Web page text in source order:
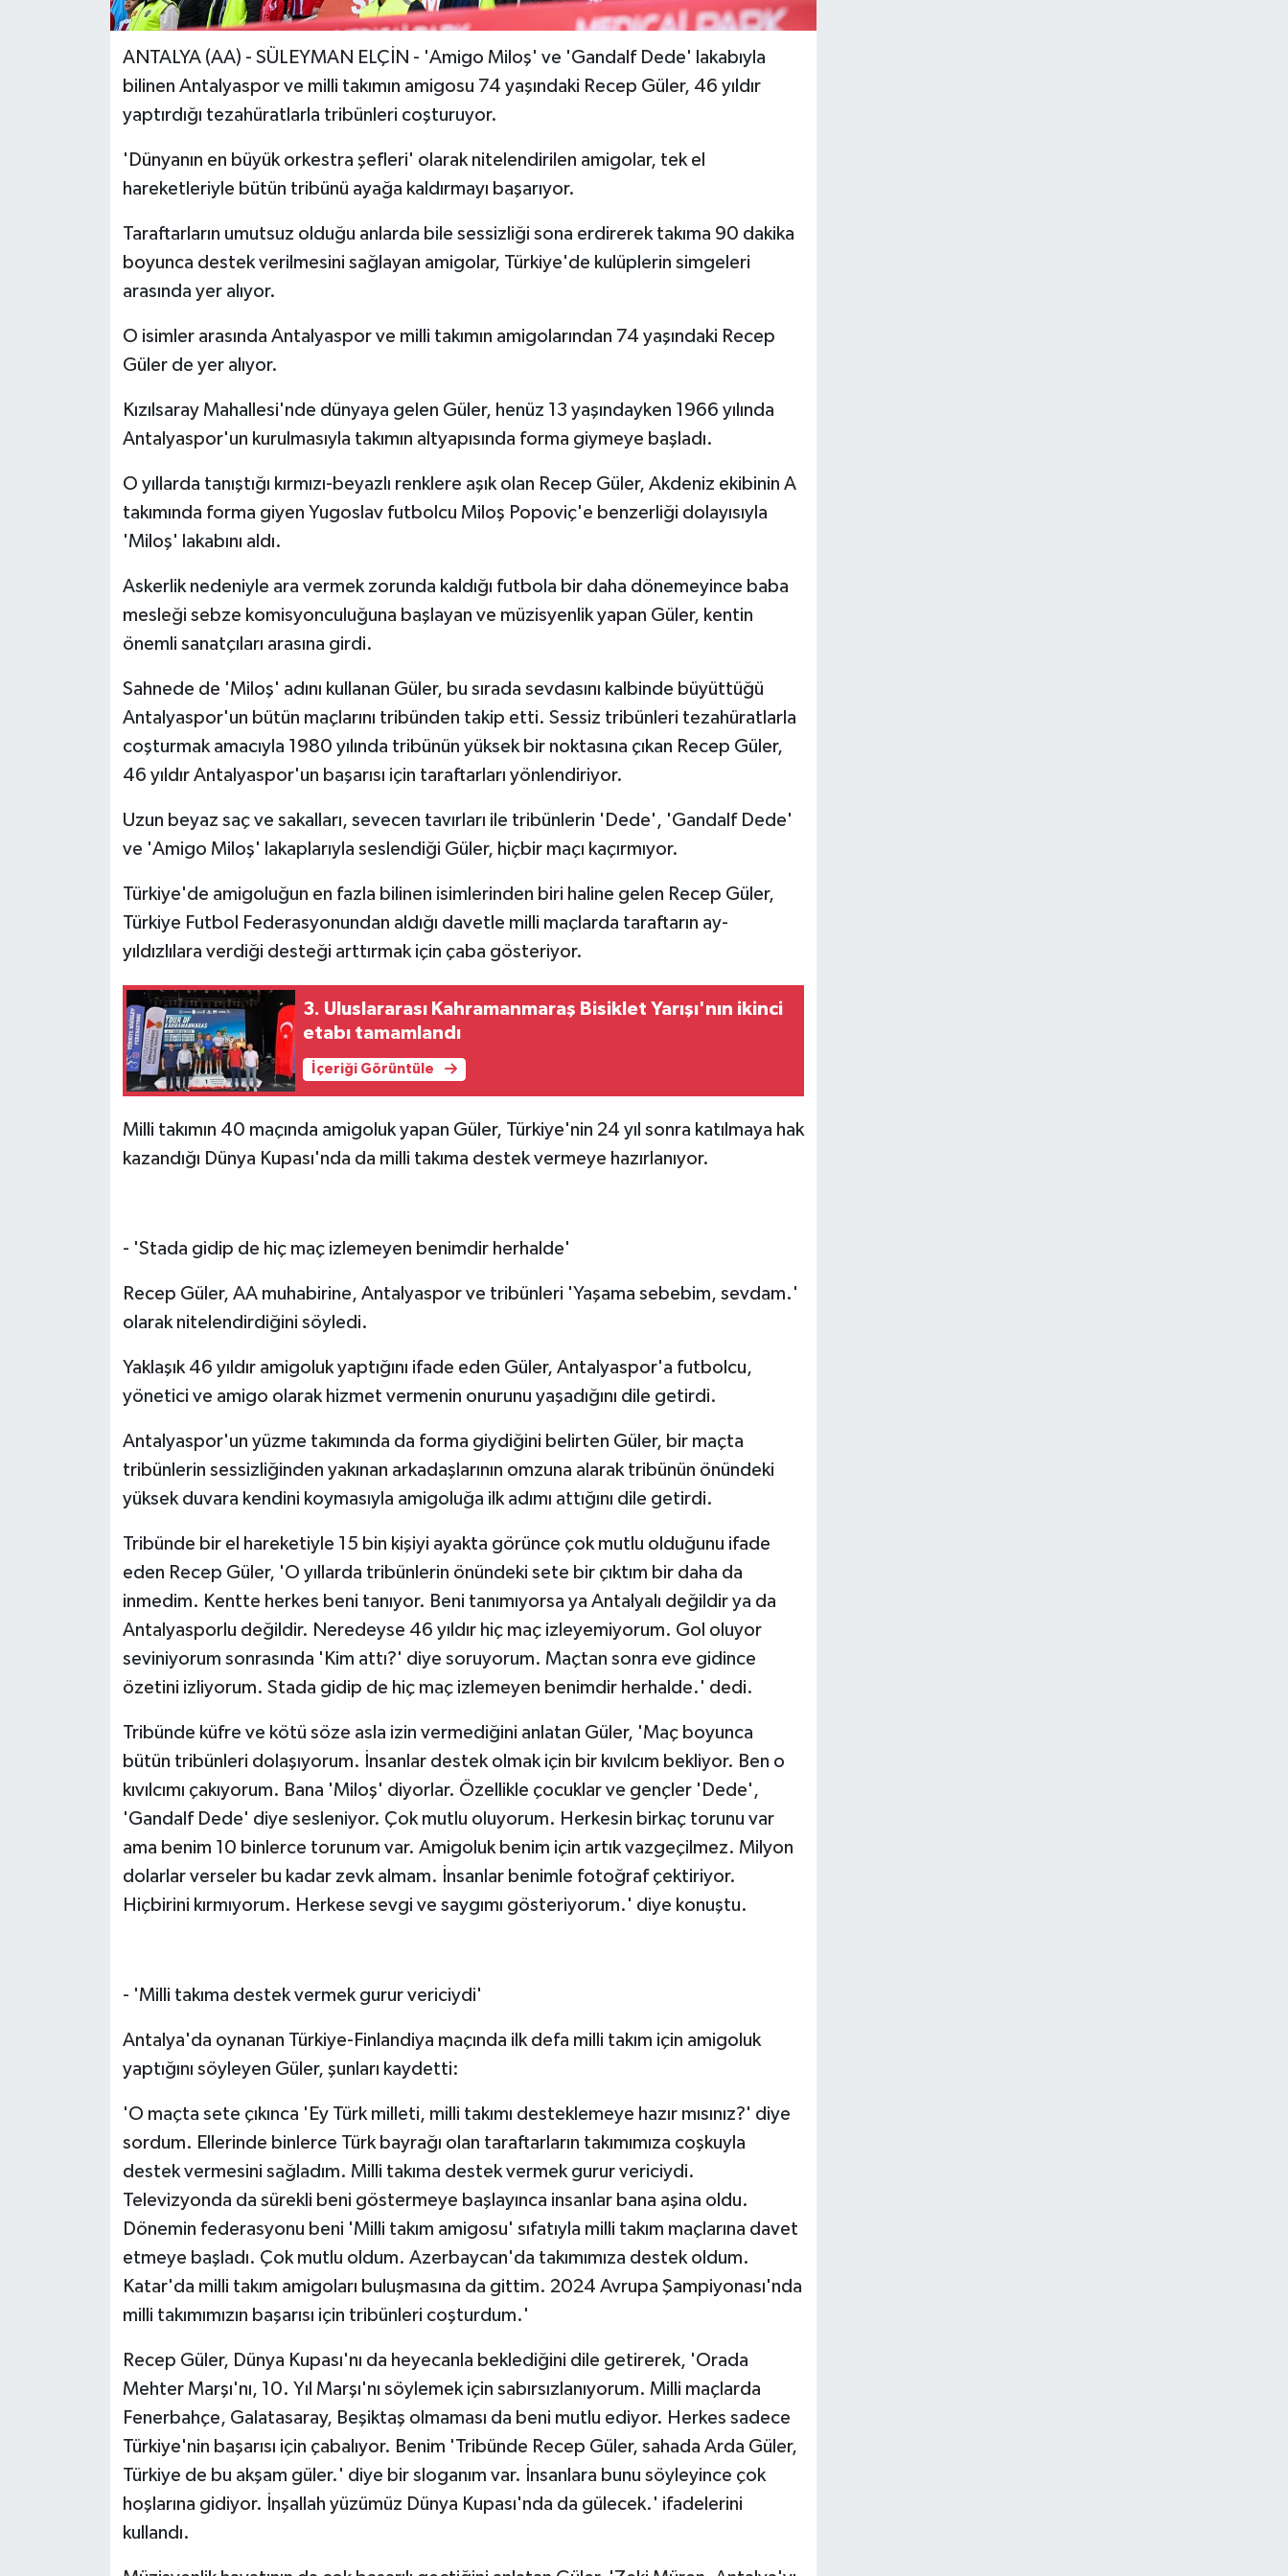
ANTALYA (AA) - SÜLEYMAN ELÇİN - 'Amigo Miloş' ve 'Gandalf Dede' lakabıyla
bilinen Antalyaspor ve milli takımın amigosu 74 yaşındaki Recep Güler, 46 yıldır
yaptırdığı tezahüratlarla tribünleri coşturuyor.
'Dünyanın en büyük orkestra şefleri' olarak nitelendirilen amigolar, tek el
hareketleriyle bütün tribünü ayağa kaldırmayı başarıyor.
Taraftarların umutsuz olduğu anlarda bile sessizliği sona erdirerek takıma 90 dakika
boyunca destek verilmesini sağlayan amigolar, Türkiye'de kulüplerin simgeleri
arasında yer alıyor.
O isimler arasında Antalyaspor ve milli takımın amigolarından 74 yaşındaki Recep
Güler de yer alıyor.
Kızılsaray Mahallesi'nde dünyaya gelen Güler, henüz 13 yaşındayken 1966 yılında
Antalyaspor'un kurulmasıyla takımın altyapısında forma giymeye başladı.
O yıllarda tanıştığı kırmızı-beyazlı renklere aşık olan Recep Güler, Akdeniz ekibinin A
takımında forma giyen Yugoslav futbolcu Miloş Popoviç'e benzerliği dolayısıyla
'Miloş' lakabını aldı.
Askerlik nedeniyle ara vermek zorunda kaldığı futbola bir daha dönemeyince baba
mesleği sebze komisyonculuğuna başlayan ve müzisyenlik yapan Güler, kentin
önemli sanatçıları arasına girdi.
Sahnede de 'Miloş' adını kullanan Güler, bu sırada sevdasını kalbinde büyüttüğü
Antalyaspor'un bütün maçlarını tribünden takip etti. Sessiz tribünleri tezahüratlarla
coşturmak amacıyla 1980 yılında tribünün yüksek bir noktasına çıkan Recep Güler,
46 yıldır Antalyaspor'un başarısı için taraftarları yönlendiriyor.
Uzun beyaz saç ve sakalları, sevecen tavırları ile tribünlerin 'Dede', 'Gandalf Dede'
ve 'Amigo Miloş' lakaplarıyla seslendiği Güler, hiçbir maçı kaçırmıyor.
Türkiye'de amigoluğun en fazla bilinen isimlerinden biri haline gelen Recep Güler,
Türkiye Futbol Federasyonundan aldığı davetle milli maçlarda taraftarın ay-
yıldızlılara verdiği desteği arttırmak için çaba gösteriyor.
3. Uluslararası Kahramanmaraş Bisiklet Yarışı'nın ikinci
etabı tamamlandı
İçeriği Görüntüle
Milli takımın 40 maçında amigoluk yapan Güler, Türkiye'nin 24 yıl sonra katılmaya hak
kazandığı Dünya Kupası'nda da milli takıma destek vermeye hazırlanıyor.
- 'Stada gidip de hiç maç izlemeyen benimdir herhalde'
Recep Güler, AA muhabirine, Antalyaspor ve tribünleri 'Yaşama sebebim, sevdam.'
olarak nitelendirdiğini söyledi.
Yaklaşık 46 yıldır amigoluk yaptığını ifade eden Güler, Antalyaspor'a futbolcu,
yönetici ve amigo olarak hizmet vermenin onurunu yaşadığını dile getirdi.
Antalyaspor'un yüzme takımında da forma giydiğini belirten Güler, bir maçta
tribünlerin sessizliğinden yakınan arkadaşlarının omzuna alarak tribünün önündeki
yüksek duvara kendini koymasıyla amigoluğa ilk adımı attığını dile getirdi.
Tribünde bir el hareketiyle 15 bin kişiyi ayakta görünce çok mutlu olduğunu ifade
eden Recep Güler, 'O yıllarda tribünlerin önündeki sete bir çıktım bir daha da
inmedim. Kentte herkes beni tanıyor. Beni tanımıyorsa ya Antalyalı değildir ya da
Antalyasporlu değildir. Neredeyse 46 yıldır hiç maç izleyemiyorum. Gol oluyor
seviniyorum sonrasında 'Kim attı?' diye soruyorum. Maçtan sonra eve gidince
özetini izliyorum. Stada gidip de hiç maç izlemeyen benimdir herhalde.' dedi.
Tribünde küfre ve kötü söze asla izin vermediğini anlatan Güler, 'Maç boyunca
bütün tribünleri dolaşıyorum. İnsanlar destek olmak için bir kıvılcım bekliyor. Ben o
kıvılcımı çakıyorum. Bana 'Miloş' diyorlar. Özellikle çocuklar ve gençler 'Dede',
'Gandalf Dede' diye sesleniyor. Çok mutlu oluyorum. Herkesin birkaç torunu var
ama benim 10 binlerce torunum var. Amigoluk benim için artık vazgeçilmez. Milyon
dolarlar verseler bu kadar zevk almam. İnsanlar benimle fotoğraf çektiriyor.
Hiçbirini kırmıyorum. Herkese sevgi ve saygımı gösteriyorum.' diye konuştu.
- 'Milli takıma destek vermek gurur vericiydi'
Antalya'da oynanan Türkiye-Finlandiya maçında ilk defa milli takım için amigoluk
yaptığını söyleyen Güler, şunları kaydetti:
'O maçta sete çıkınca 'Ey Türk milleti, milli takımı desteklemeye hazır mısınız?' diye
sordum. Ellerinde binlerce Türk bayrağı olan taraftarların takımımıza coşkuyla
destek vermesini sağladım. Milli takıma destek vermek gurur vericiydi.
Televizyonda da sürekli beni göstermeye başlayınca insanlar bana aşina oldu.
Dönemin federasyonu beni 'Milli takım amigosu' sıfatıyla milli takım maçlarına davet
etmeye başladı. Çok mutlu oldum. Azerbaycan'da takımımıza destek oldum.
Katar'da milli takım amigoları buluşmasına da gittim. 2024 Avrupa Şampiyonası'nda
milli takımımızın başarısı için tribünleri coşturdum.'
Recep Güler, Dünya Kupası'nı da heyecanla beklediğini dile getirerek, 'Orada
Mehter Marşı'nı, 10. Yıl Marşı'nı söylemek için sabırsızlanıyorum. Milli maçlarda
Fenerbahçe, Galatasaray, Beşiktaş olmaması da beni mutlu ediyor. Herkes sadece
Türkiye'nin başarısı için çabalıyor. Benim 'Tribünde Recep Güler, sahada Arda Güler,
Türkiye de bu akşam güler.' diye bir sloganım var. İnsanlara bunu söyleyince çok
hoşlarına gidiyor. İnşallah yüzümüz Dünya Kupası'nda da gülecek.' ifadelerini
kullandı.